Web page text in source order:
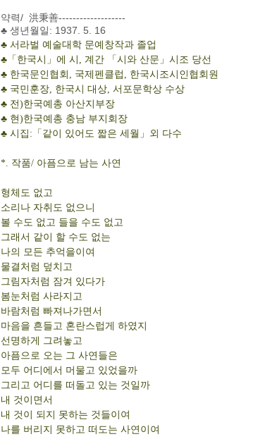
약력/ 洪秉善-------------------
♣ 생년월일: 1937. 5. 16
♣ 서라벌 예술대학 문예창작과 졸업
♣「한국시」에 시, 계간 「시와 산문」시조 당선
♣ 한국문인협회, 국제펜클럽, 한국시조시인협회원
♣ 국민훈장, 한국시 대상, 서포문학상 수상
♣ 전)한국예총 아산지부장
♣ 현)한국예총 충남 부지회장
♣ 시집:「같이 있어도 짧은 세월」외 다수
*. 작품/ 아픔으로 남는 사연
형체도 없고
소리나 자취도 없으니
볼 수도 없고 들을 수도 없고
그래서 같이 할 수도 없는
나의 모든 추억을이여
물결처럼 덮치고
그림자처럼 잠겨 있다가
봄눈처럼 사라지고
바람처럼 빠져나가면서
마음을 흔들고 혼란스럽게 하였지
선명하게 그려놓고
아픔으로 오는 그 사연들은
모두 어디에서 머물고 있었을까
그리고 어디를 떠돌고 있는 것일까
내 것이면서
내 것이 되지 못하는 것들이여
나를 버리지 못하고 떠도는 사연이여